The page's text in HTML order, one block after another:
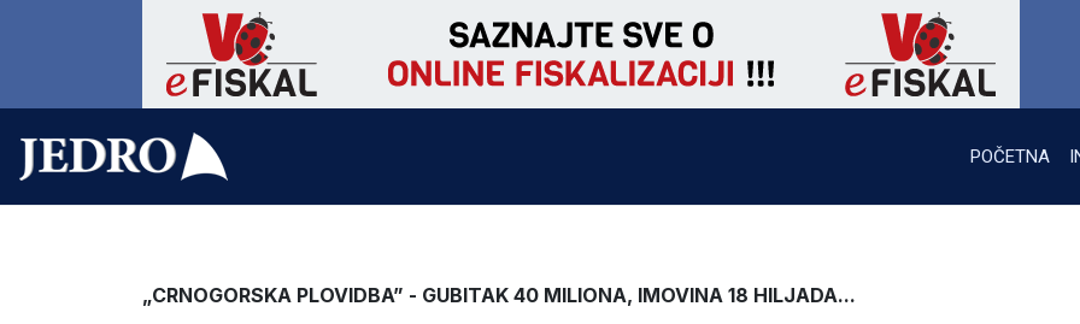
POČETNA
„CRNOGORSKA PLOVIDBA” - GUBITAK 40 MILIONA, IMOVINA 18 HILJADA...